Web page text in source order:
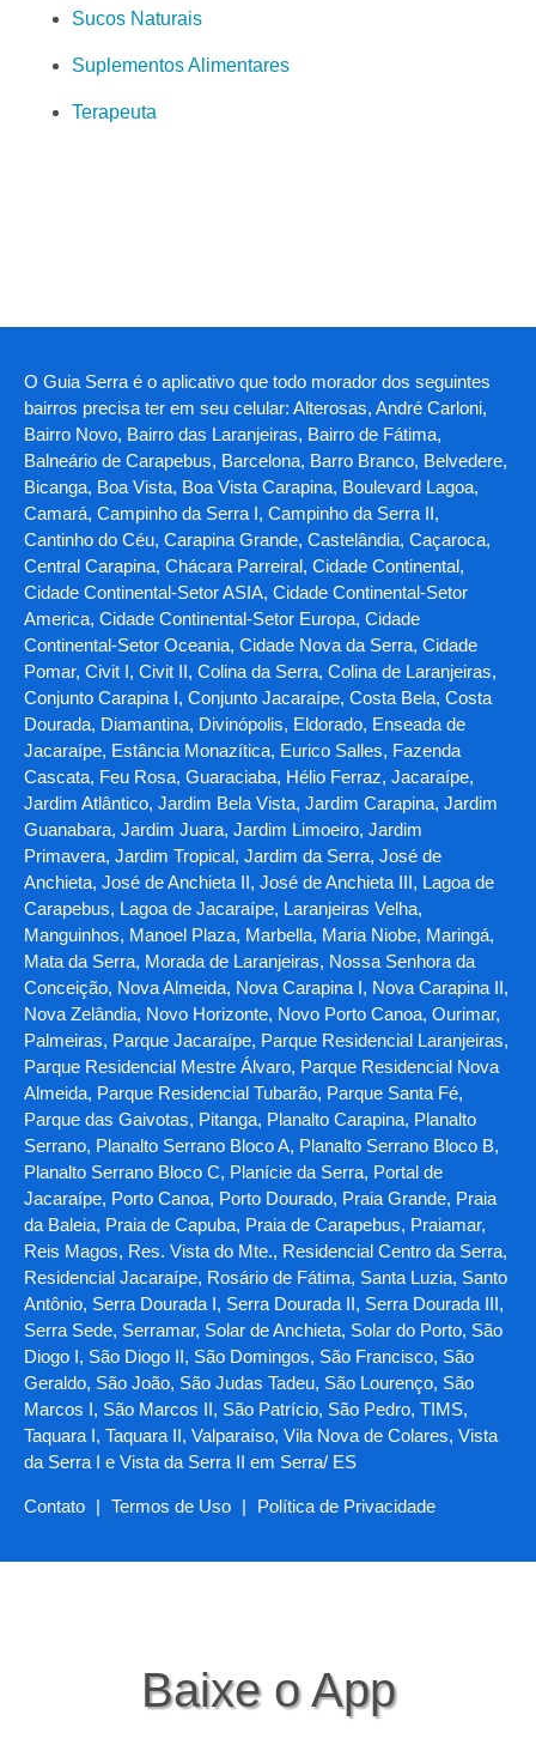
Sucos Naturais
Suplementos Alimentares
Terapeuta
O Guia Serra é o aplicativo que todo morador dos seguintes
bairros precisa ter em seu celular: Alterosas, André Carloni,
Bairro Novo, Bairro das Laranjeiras, Bairro de Fátima,
Balneário de Carapebus, Barcelona, Barro Branco, Belvedere,
Bicanga, Boa Vista, Boa Vista Carapina, Boulevard Lagoa,
Camará, Campinho da Serra I, Campinho da Serra II,
Cantinho do Céu, Carapina Grande, Castelândia, Caçaroca,
Central Carapina, Chácara Parreiral, Cidade Continental,
Cidade Continental-Setor ASIA, Cidade Continental-Setor
America, Cidade Continental-Setor Europa, Cidade
Continental-Setor Oceania, Cidade Nova da Serra, Cidade
Pomar, Civit I, Civit II, Colina da Serra, Colina de Laranjeiras,
Conjunto Carapina I, Conjunto Jacaraípe, Costa Bela, Costa
Dourada, Diamantina, Divinópolis, Eldorado, Enseada de
Jacaraípe, Estância Monazítica, Eurico Salles, Fazenda
Cascata, Feu Rosa, Guaraciaba, Hélio Ferraz, Jacaraípe,
Jardim Atlântico, Jardim Bela Vista, Jardim Carapina, Jardim
Guanabara, Jardim Juara, Jardim Limoeiro, Jardim
Primavera, Jardim Tropical, Jardim da Serra, José de
Anchieta, José de Anchieta II, José de Anchieta III, Lagoa de
Carapebus, Lagoa de Jacaraípe, Laranjeiras Velha,
Manguinhos, Manoel Plaza, Marbella, Maria Niobe, Maringá,
Mata da Serra, Morada de Laranjeiras, Nossa Senhora da
Conceição, Nova Almeida, Nova Carapina I, Nova Carapina II,
Nova Zelândia, Novo Horizonte, Novo Porto Canoa, Ourimar,
Palmeiras, Parque Jacaraípe, Parque Residencial Laranjeiras,
Parque Residencial Mestre Álvaro, Parque Residencial Nova
Almeida, Parque Residencial Tubarão, Parque Santa Fé,
Parque das Gaivotas, Pitanga, Planalto Carapina, Planalto
Serrano, Planalto Serrano Bloco A, Planalto Serrano Bloco B,
Planalto Serrano Bloco C, Planície da Serra, Portal de
Jacaraípe, Porto Canoa, Porto Dourado, Praia Grande, Praia
da Baleia, Praia de Capuba, Praia de Carapebus, Praiamar,
Reis Magos, Res. Vista do Mte., Residencial Centro da Serra,
Residencial Jacaraípe, Rosário de Fátima, Santa Luzia, Santo
Antônio, Serra Dourada I, Serra Dourada II, Serra Dourada III,
Serra Sede, Serramar, Solar de Anchieta, Solar do Porto, São
Diogo I, São Diogo II, São Domingos, São Francisco, São
Geraldo, São João, São Judas Tadeu, São Lourenço, São
Marcos I, São Marcos II, São Patrício, São Pedro, TIMS,
Taquara I, Taquara II, Valparaíso, Vila Nova de Colares, Vista
da Serra I e Vista da Serra II em Serra/ ES
Contato | Termos de Uso | Política de Privacidade
Baixe o App